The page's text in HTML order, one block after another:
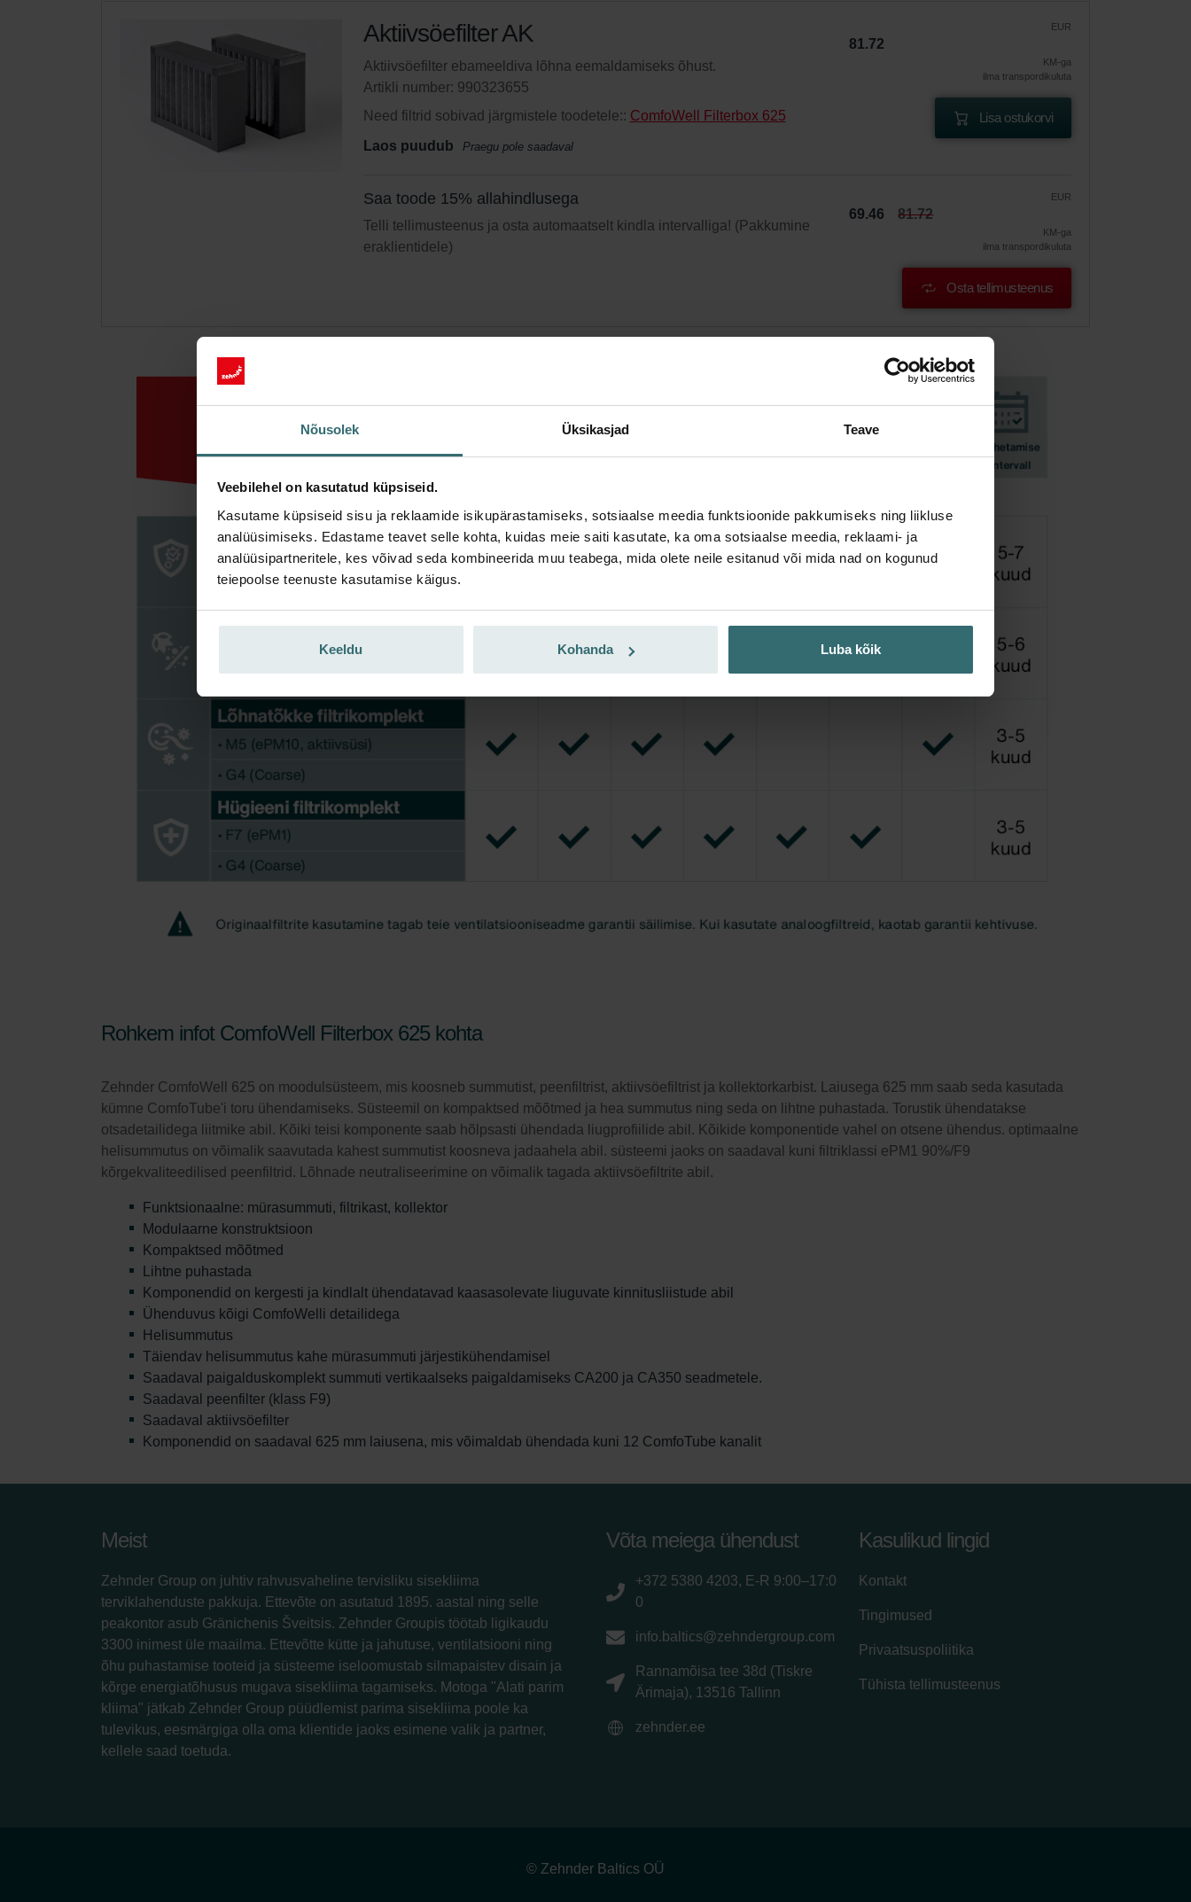
Nõusolek Üksikasjad Teave
Veebilehel on kasutatud küpsiseid.
Kasutame küpsiseid sisu ja reklaamide isikupärastamiseks, sotsiaalse meedia funktsioonide pakkumiseks ning liikluse
analüüsimiseks. Edastame teavet selle kohta, kuidas meie saiti kasutate, ka oma sotsiaalse meedia, reklaami- ja
analüüsipartneritele, kes võivad seda kombineerida muu teabega, mida olete neile esitanud või mida nad on kogunud
teiepoolse teenuste kasutamise käigus.
Keeldu Kohanda Luba kõik
Aktiivsöefilter AK
Aktiivsöefilter ebameeldiva lõhna eemaldamiseks õhust.
Artikli number: 990323655
Need filtrid sobivad järgmistele toodetele:: ComfoWell Filterbox 625
Laos puudub
Praegu pole saadaval
EUR
81.72
KM-ga
ilma transpordikuluta
Lisa ostukorvi
Saa toode 15% allahindlusega
Telli tellimusteenus ja osta automaatselt kindla intervalliga! (Pakkumine
eraklientidele)
EUR
69.46 81.72
KM-ga
ilma transpordikuluta
Osta tellimusteenus
Rohkem infot ComfoWell Filterbox 625 kohta
Zehnder ComfoWell 625 on moodulsüsteem, mis koosneb summutist, peenfiltrist, aktiivsöefiltrist ja kollektorkarbist. Laiusega 625 mm saab seda kasutada
kümne ComfoTube'i toru ühendamiseks. Süsteemil on kompaktsed mõõtmed ja hea summutus ning seda on lihtne puhastada. Torustik ühendatakse
otsadetailidega liitmike abil. Kõiki teisi komponente saab hõlpsasti ühendada liugprofiilide abil. Kõikide komponentide vahel on otsene ühendus. optimaalne
helisummutus on võimalik saavutada kahest summutist koosneva jadaahela abil. süsteemi jaoks on saadaval kuni filtriklassi ePM1 90%/F9
kõrgekvaliteedilised peenfiltrid. Lõhnade neutraliseerimine on võimalik tagada aktiivsöefiltrite abil.
Funktsionaalne: mürasummuti, filtrikast, kollektor
Modulaarne konstruktsioon
Kompaktsed mõõtmed
Lihtne puhastada
Komponendid on kergesti ja kindlalt ühendatavad kaasasolevate liuguvate kinnitusliistude abil
Ühenduvus kõigi ComfoWelli detailidega
Helisummutus
Täiendav helisummutus kahe mürasummuti järjestikühendamisel
Saadaval paigalduskomplekt summuti vertikaalseks paigaldamiseks CA200 ja CA350 seadmetele.
Saadaval peenfilter (klass F9)
Saadaval aktiivsöefilter
Komponendid on saadaval 625 mm laiusena, mis võimaldab ühendada kuni 12 ComfoTube kanalit
Meist
Zehnder Group on juhtiv rahvusvaheline tervisliku sisekliima
terviklahenduste pakkuja. Ettevõte on asutatud 1895. aastal ning selle
peakontor asub Gränichenis Šveitsis. Zehnder Groupis töötab ligikaudu
3300 inimest üle maailma. Ettevõtte kütte ja jahutuse, ventilatsiooni ning
õhu puhastamise tooteid ja süsteeme iseloomustab silmapaistev disain ja
kõrge energiatõhusus mugava sisekliima tagamiseks. Motoga "Alati parim
kliima" jätkab Zehnder Group püüdlemist parima sisekliima poole ka
tulevikus, eesmärgiga olla oma klientide jaoks esimene valik ja partner,
kellele saad toetuda.
Võta meiega ühendust
+372 5380 4203, E-R 9:00–17:0
0
info.baltics@zehndergroup.com
Rannamõisa tee 38d (Tiskre
Ärimaja), 13516 Tallinn
zehnder.ee
Kasulikud lingid
Kontakt
Tingimused
Privaatsuspoliitika
Tühista tellimusteenus
© Zehnder Baltics OÜ